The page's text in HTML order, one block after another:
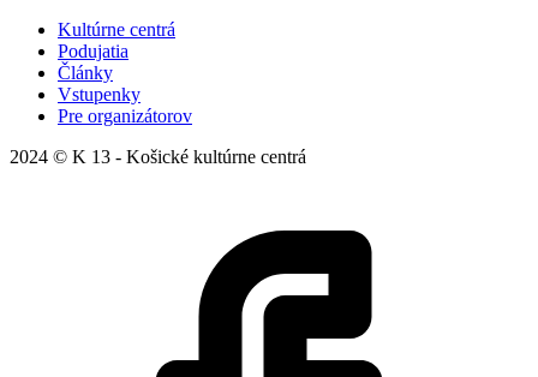
Kultúrne centrá
Podujatia
Články
Vstupenky
Pre organizátorov
2024 © K 13 - Košické kultúrne centrá